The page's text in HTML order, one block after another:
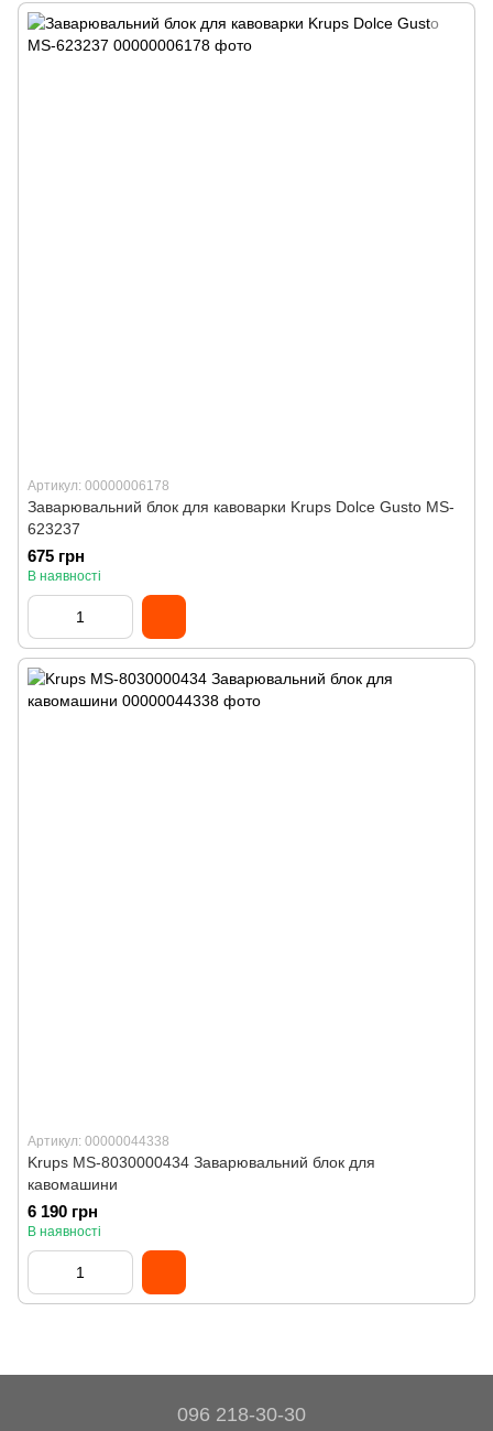
Артикул: 00000006178
Заварювальний блок для кавоварки Krups Dolce Gusto MS-
623237
675 грн
В наявності
Артикул: 00000044338
Krups MS-8030000434 Заварювальний блок для
кавомашини
6 190 грн
В наявності
096 218-30-30